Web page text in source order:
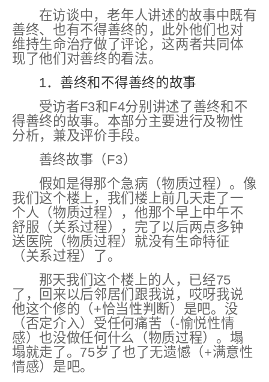
在访谈中，老年人讲述的故事中既有
善终、也有不得善终的，此外他们也对
维持生命治疗做了评论，这两者共同体
现了他们对善终的看法。
1．善终和不得善终的故事
受访者F3和F4分别讲述了善终和不
得善终的故事。本部分主要进行及物性
分析，兼及评价手段。
善终故事（F3）
假如是得那个急病（物质过程）。像
我们这个楼上，我们楼上前几天走了一
个人（物质过程），他那个早上中午不
舒服（关系过程），完了以后两点多钟
送医院（物质过程）就没有生命特征
（关系过程）了。
那天我们这个楼上的人，已经75
了，回来以后邻居们跟我说，哎呀我说
他这个修的 （+恰当性判断） 是吧。 没
（否定介入） 受任何痛苦 （-愉悦性情
感）也没做任何什么（物质过程）。塌
塌就走了。75岁了也了无遗憾 （+满意性
情感） 是吧。